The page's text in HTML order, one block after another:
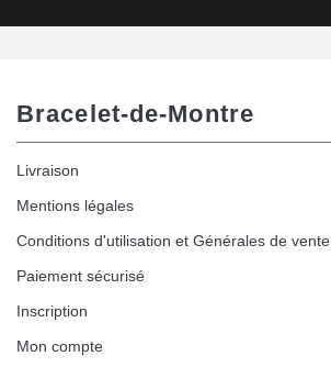
Bracelet-de-Montre
Livraison
Mentions légales
Conditions d'utilisation et Générales de vente
Paiement sécurisé
Inscription
Mon compte